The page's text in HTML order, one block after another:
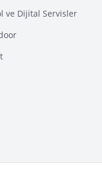
ve Dijital Servisler